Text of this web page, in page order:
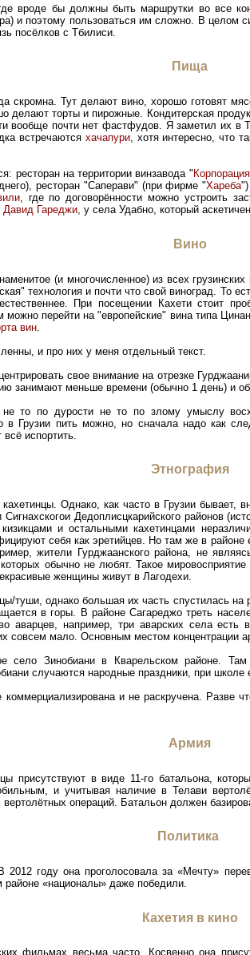
вроде бы должны быть маршрутки во все
и поэтому пользоваться им сложно. В целом
посёлков с Тбилиси.
Пища
скромна. Тут делают вино, хорошо готовят
делают торты и пирожные. Кондитерская
вообще почти нет фастфудов. Я заметил их в
встречаются хачапури, хотя интересно, что
ресторан на территории винзавода "
ресторан "Саперави" (при фирме "Хареба
, где по договорённости можно устроить
Давид Гареджи, у села Удабно, который
Вино
(и многочисленное) из всех
технология и почти что свой виноград. То
При посещении Кахети стоит
перейти на "европейские" вина типа
вин
и про них у меня отдельный текст.
свое внимание на отрезке
занимают меньше времени (обычно 1 день) и
не то по дурости не то по злому умыслу
Грузии пить можно, но сначала надо как
испортить.
Этнография
Однако, как часто в Грузии бывает,
Дедоплисцкарийского районов
и остальными кахетинцами
себя как эретийцев. Но там же в
жители Гурджаанского района, не
обычно не любят. Такое
женщины живут в Лагодехи.
туши, однако большая их часть спустилась
в горы. В районе Сагареджо треть
аварцев, например, три аварских села
совсем мало. Основным местом концентрации
село Зинобиани в Кварельском районе.
случаются народные праздники, при школе
коммерциализирована и не раскручена. Разве
Армия
присутствуют в виде 11-го батальона,
и учитывая наличие в Телави
операций. Батальон должен
Политика
2012 году она проголосовала за «Мечту»
районе «националы» даже победили.
Кахетия в кино
фильмах весьма часто. Косвенно она